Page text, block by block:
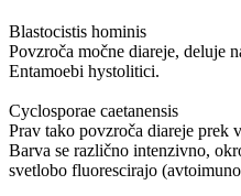
Blastocistis hominis
Povzroča močne diareje, deluje
Entamoebi hystolitici.
Cyclosporae caetanensis
Prav tako povzroča diareje prek
Barva se različno intenzivno,
svetlobo fluorescirajo